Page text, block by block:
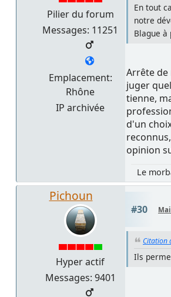
Pilier du forum
Messages: 11251
Emplacement:
Rhône
IP archivée
En tout
notre
Blague
Arrête de
juger
tienne,
d'un
opinion
Le
Pichoun
Hyper actif
Messages: 9401
#30
Citation
Ils